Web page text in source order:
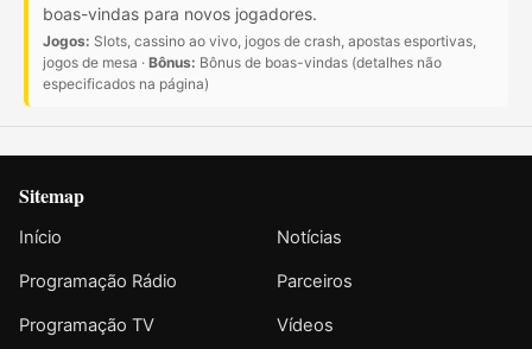
boas-vindas para novos jogadores.
Jogos: Slots, cassino ao vivo, jogos de crash, apostas esportivas,
jogos de mesa · Bônus: Bônus de boas-vindas (detalhes não
especificados na página)
Sitemap
Início
Programação Rádio
Programação TV
Notícias
Parceiros
Vídeos